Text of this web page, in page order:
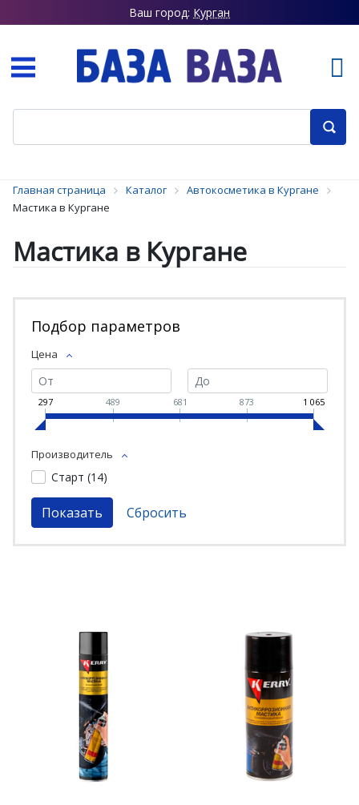
Ваш город: Курган
Главная страница Каталог
Автокосметика в Кургане
Мастика в Кургане
Мастика в Кургане
Подбор параметров
Цена
297 489 681 873 1 065
Производитель
Старт (14)